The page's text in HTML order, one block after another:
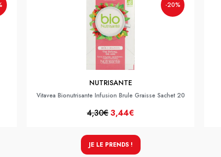
-20%
NUTRISANTE
Vitavea Bionutrisante Infusion Brule Graisse Sachet 20
4,30€3,44€
JE LE PRENDS !